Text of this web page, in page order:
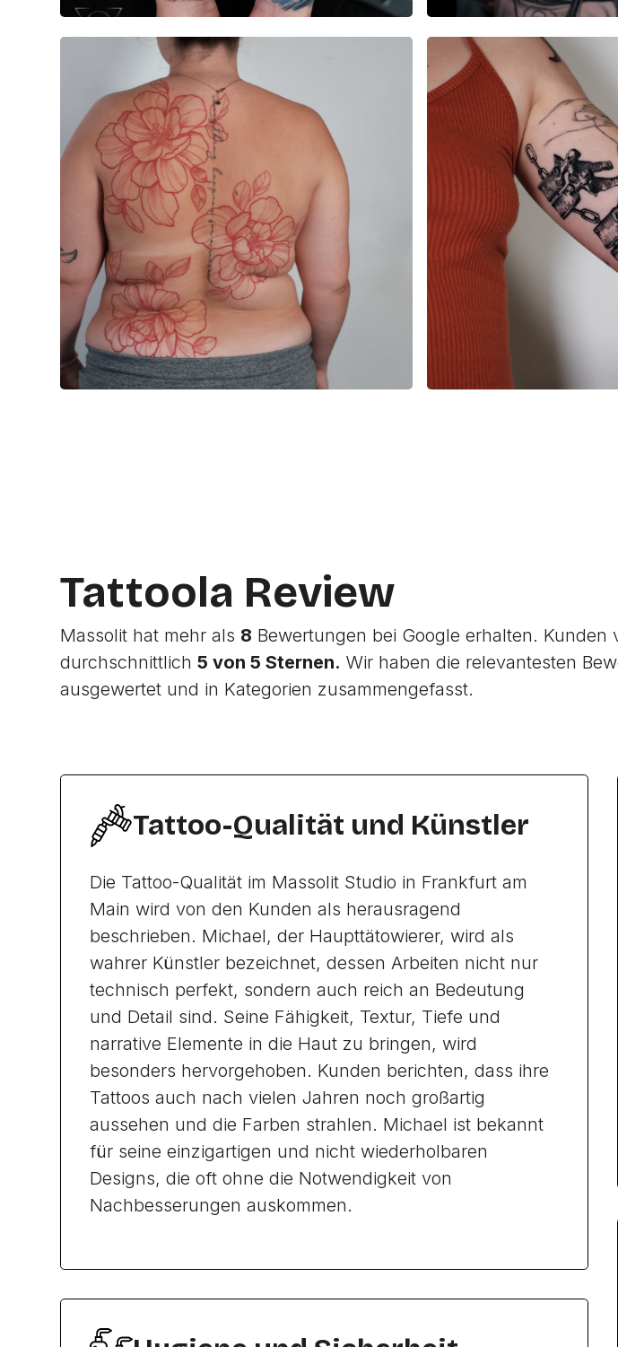
Tattoola Review
Massolit hat mehr als 8 Bewertungen bei Google erhalten. Kunden
durchschnittlich5 von 5 Sternen. Wir haben die relevantesten
ausgewertet und in Kategorien zusammengefasst.
Tattoo-Qualität und Künstler
Die Tattoo-Qualität im Massolit Studio in Frankfurt am
Main wird von den Kunden als herausragend
beschrieben. Michael, der Haupttätowierer, wird als
wahrer Künstler bezeichnet, dessen Arbeiten nicht nur
technisch perfekt, sondern auch reich an Bedeutung
und Detail sind. Seine Fähigkeit, Textur, Tiefe und
narrative Elemente in die Haut zu bringen, wird
besonders hervorgehoben. Kunden berichten, dass ihre
Tattoos auch nach vielen Jahren noch großartig
aussehen und die Farben strahlen. Michael ist bekannt
für seine einzigartigen und nicht wiederholbaren
Designs, die oft ohne die Notwendigkeit von
Nachbesserungen auskommen.